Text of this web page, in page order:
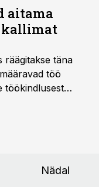
aitama
kallimat
räägitakse täna
töö
töökindlusest
Nädal